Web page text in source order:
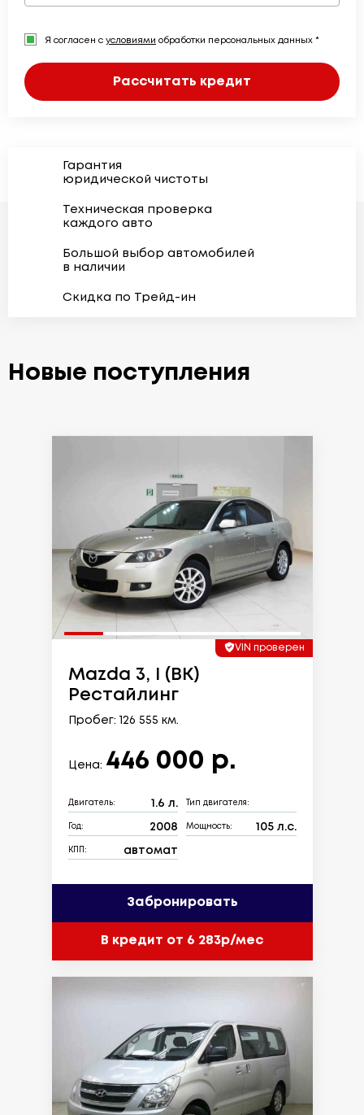
Я согласен с условиями обработки персональных данных *
Рассчитать кредит
Гарантия
юридической чистоты
Техническая проверка
каждого авто
Большой выбор автомобилей
в наличии
Скидка по Трейд-ин
Новые поступления
VIN проверен
Mazda 3, I (BK)
Рестайлинг
Пробег: 126 555 км.
Цена: 446 000 р.
Двигатель: 1.6 л. Тип двигателя:
Год: 2008 Мощность: 105 л.с.
КПП: автомат
Забронировать
В кредит от 6 283р/мес